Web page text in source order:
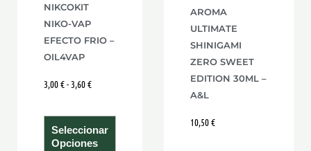
NIKCOKIT
NIKO-VAP
EFECTO FRIO –
OIL4VAP
3,00€-3,60€
Seleccionar
Opciones
AROMA
ULTIMATE
SHINIGAMI
ZERO SWEET
EDITION 30ML –
A&L
10,50€